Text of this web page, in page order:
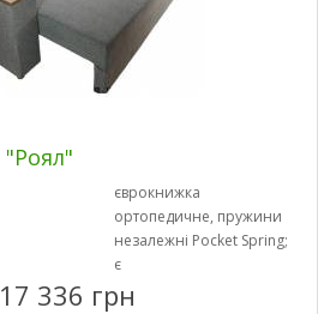
єврокнижка
ортопедичне, пружини
незалежні Pocket Spring;
є
17 336 грн